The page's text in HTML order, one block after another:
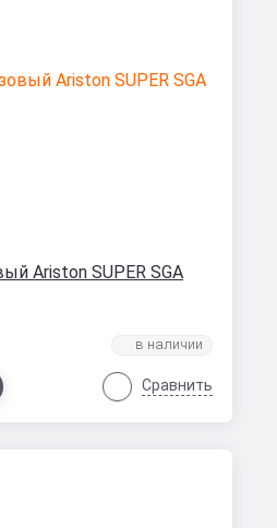
Ariston SUPER SGA
Сравнить